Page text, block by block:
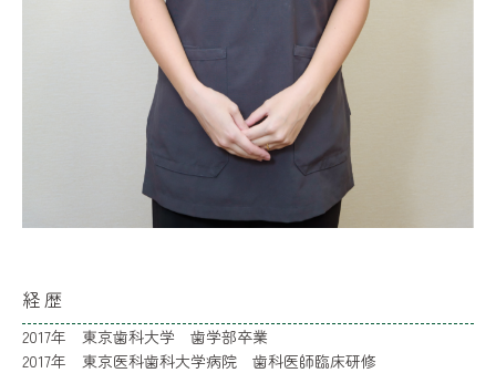
経歴
2017年 東京歯科大学 歯学部卒業
2017年 東京医科歯科大学病院 歯科医師臨床研修